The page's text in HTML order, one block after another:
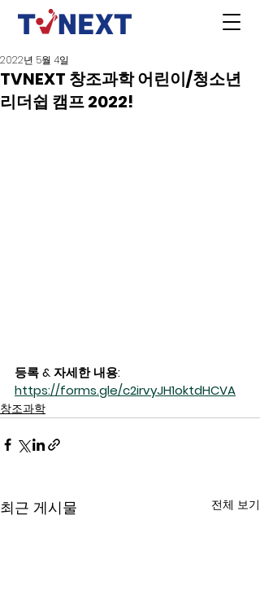
TVNEXT 창조과학 어린이/청소년
리더쉽 캠프 2022!
2022년 5월 4일
등록 & 자세한 내용:
https://forms.gle/c2irvyJH1oktdHCVA
창조과학
최근 게시물 전체 보기